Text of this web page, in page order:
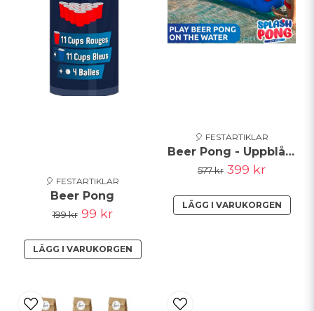
🎈 FESTARTIKLAR
Beer Pong
199 kr 99 kr
LÄGG I VARUKORGEN
🎈 FESTARTIKLAR
Beer Pong - Uppblåsbart
577 kr 399 kr
LÄGG I VARUKORGEN